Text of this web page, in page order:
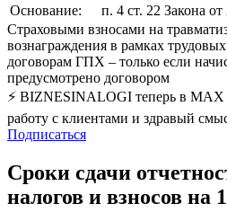
Основание:
п. 4 ст. 22 Закона
Страховыми взносами на
вознаграждения в рамках
договорам ГПХ – только если
предусмотрено договором
⚡ BIZNESINALOGI теперь в
работу с клиентами и здравый
Подписаться
Сроки сдачи
налогов и взносов на